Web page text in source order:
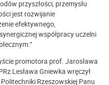
przyszłości, przemysłu
jest rozwijanie
efektywnego,
współpracy uczelni
promotora prof. Jarosława
Lesława Gniewka wręczył
Rzeszowskiej Panu